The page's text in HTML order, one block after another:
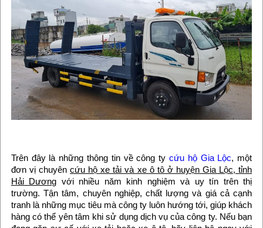
Trên đây là những thông tin về công ty cứu hộ Gia Lộc, một
đơn vị chuyêncứu hộ xe tải và xe ô tô ở huyện Gia Lộc, tỉnh
Hải Dương với nhiều năm kinh nghiệm và uy tín trên thị
trường. Tận tâm, chuyên nghiệp, chất lượng và giá cả cạnh
tranh là những mục tiêu mà công ty luôn hướng tới, giúp khách
hàng có thể yên tâm khi sử dụng dịch vụ của công ty. Nếu bạn